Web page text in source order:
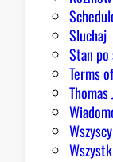
Sluchaj
Stan
Terms